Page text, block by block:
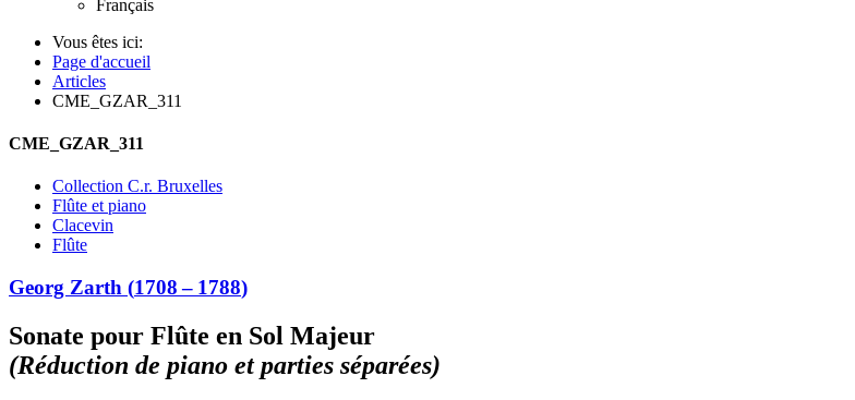
Français
Vous êtes ici:
Page d'accueil
Articles
CME_GZAR_311
CME_GZAR_311
Collection C.r. Bruxelles
Flûte et piano
Clacevin
Flûte
Georg Zarth (1708– 1788)
Sonate pour Flûte en Sol Majeur
(Réduction de piano et parties séparées)